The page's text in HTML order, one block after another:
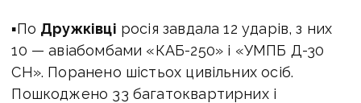
▪По Дружківці росія завдала 12 ударів, з них
10 — авіабомбами «КАБ-250» і «УМПБ Д-30
СН». Поранено шістьох цивільних осіб.
Пошкоджено 33 багатоквартирних і